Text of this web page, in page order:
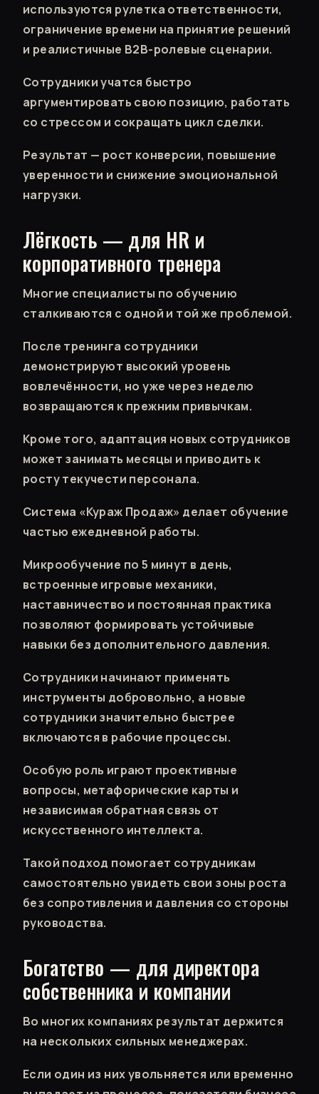
используются рулетка ответственности,
ограничение времени на принятие решений
и реалистичные B2B-ролевые сценарии.
Сотрудники учатся быстро
аргументировать свою позицию, работать
со стрессом и сокращать цикл сделки.
Результат — рост конверсии, повышение
уверенности и снижение эмоциональной
нагрузки.
Лёгкость — для HR и
корпоративного тренера
Многие специалисты по обучению
сталкиваются с одной и той же проблемой.
После тренинга сотрудники
демонстрируют высокий уровень
вовлечённости, но уже через неделю
возвращаются к прежним привычкам.
Кроме того, адаптация новых сотрудников
может занимать месяцы и приводить к
росту текучести персонала.
Система «Кураж Продаж» делает обучение
частью ежедневной работы.
Микрообучение по 5 минут в день,
встроенные игровые механики,
наставничество и постоянная практика
позволяют формировать устойчивые
навыки без дополнительного давления.
Сотрудники начинают применять
инструменты добровольно, а новые
сотрудники значительно быстрее
включаются в рабочие процессы.
Особую роль играют проективные
вопросы, метафорические карты и
независимая обратная связь от
искусственного интеллекта.
Такой подход помогает сотрудникам
самостоятельно увидеть свои зоны роста
без сопротивления и давления со стороны
руководства.
Богатство — для директора
собственника и компании
Во многих компаниях результат держится
на нескольких сильных менеджерах.
Если один из них увольняется или временно